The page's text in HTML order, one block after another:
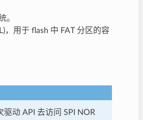
。
，用于 flash 中 FAT 分区的容
动 API 去访问 SPI NOR